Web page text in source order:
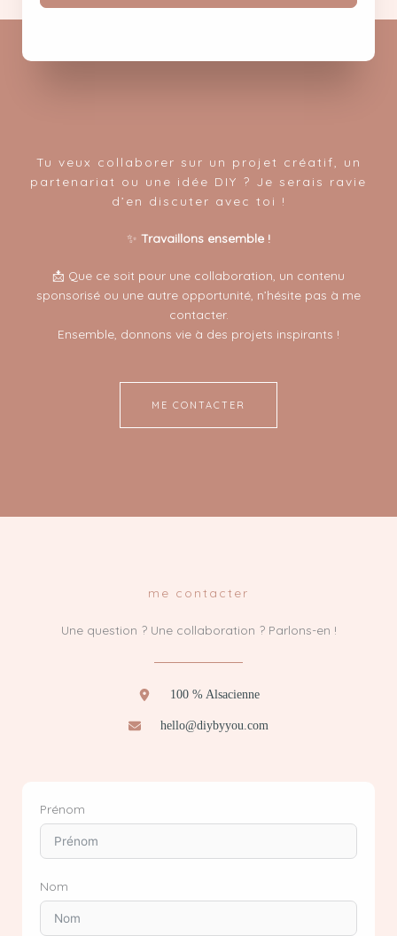
Tu veux collaborer sur un projet créatif, un
partenariat ou une idée DIY ? Je serais ravie
d’en discuter avec toi !
✨ Travaillons ensemble !
📩 Que ce soit pour une collaboration, un contenu
sponsorisé ou une autre opportunité, n’hésite pas à me
contacter.
Ensemble, donnons vie à des projets inspirants !
ME CONTACTER
me contacter
Une question ? Une collaboration ? Parlons-en !
100 % Alsacienne
hello@diybyyou.com
Prénom
Nom